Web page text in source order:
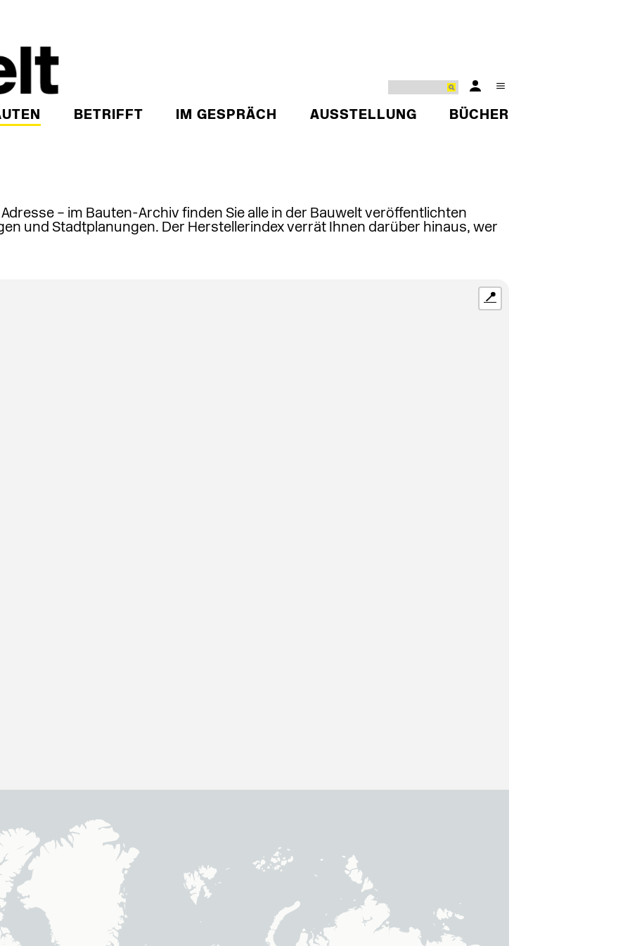
BETRIFFT IM GESPRÄCH AUSSTELLUNG BÜCHER
– im Bauten-Archiv finden Sie alle in der Bauwelt veröffentlichten
und Stadtplanungen. Der Herstellerindex verrät Ihnen darüber hinaus, wer
📍